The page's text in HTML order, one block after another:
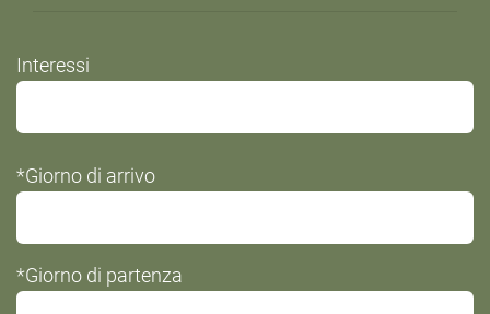
Do
not
field
Interessi
*Giorno di arrivo
*Giorno di partenza